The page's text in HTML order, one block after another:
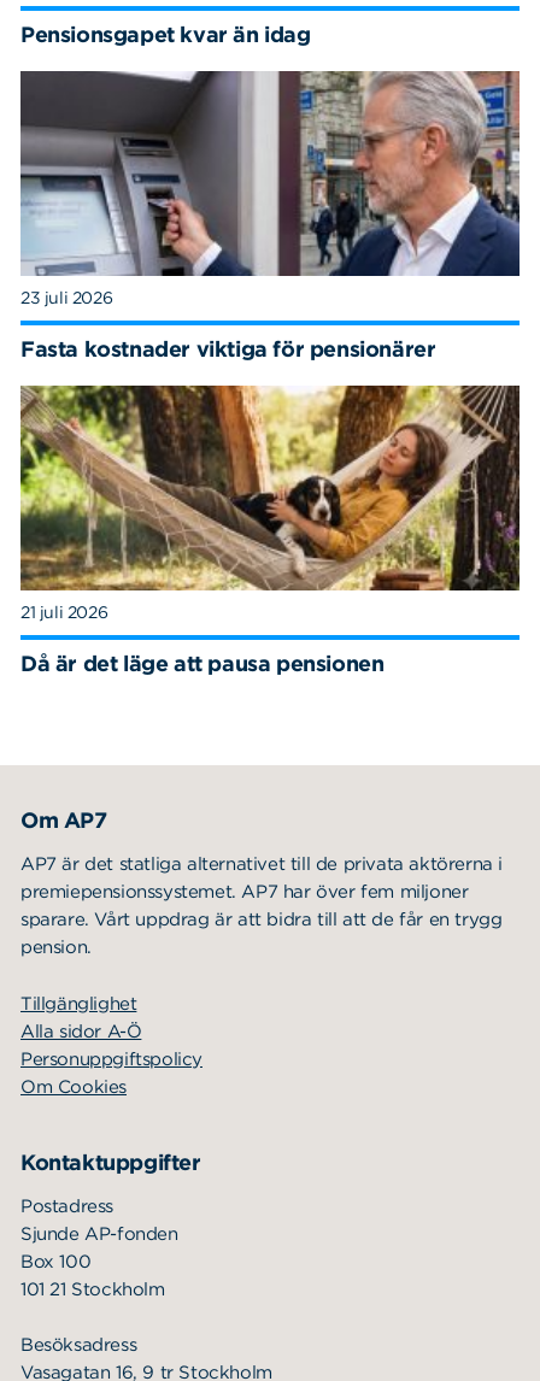
Pensionsgapet kvar än idag
23 juli 2026
Fasta kostnader viktiga för pensionärer
21 juli 2026
Då är det läge att pausa pensionen
Om AP7
AP7 är det statliga alternativet till de privata aktörerna i
premiepensionssystemet. AP7 har över fem miljoner
sparare. Vårt uppdrag är att bidra till att de får en trygg
pension.
Tillgänglighet
Alla sidor A-Ö
Personuppgiftspolicy
Om Cookies
Kontaktuppgifter
Postadress
Sjunde AP-fonden
Box 100
101 21 Stockholm
Besöksadress
Vasagatan 16, 9 tr Stockholm